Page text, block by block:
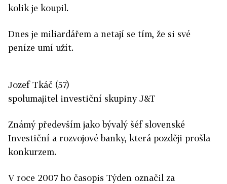
kolik je koupil.
Dnes je miliardářem a netají se tím, že si své
peníze umí užít.
Jozef Tkáč (57)
spolumajitel investiční skupiny J&T
Známý především jako bývalý šéf slovenské
Investiční a rozvojové banky, která později prošla
konkurzem.
V roce 2007 ho časopis Týden označil za